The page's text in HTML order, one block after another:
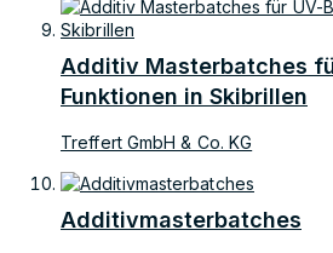
Additiv Masterbatches
Funktionen in Skibrillen
Treffert GmbH & Co. KG
Additivmasterbatches